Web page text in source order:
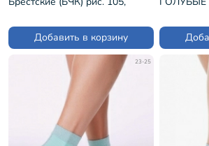
Добавить в корзину
23-25